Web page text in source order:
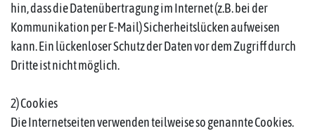
hin, dass die Datenübertragung im Internet (z.B. bei der
Kommunikation per E-Mail) Sicherheitslücken aufweisen
kann. Ein lückenloser Schutz der Daten vor dem Zugriff durch
Dritte ist nicht möglich.
2) Cookies
Die Internetseiten verwenden teilweise so genannte Cookies.